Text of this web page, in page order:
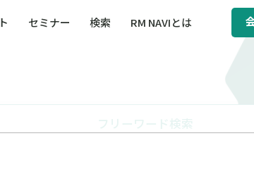
セミナー 検索 RM NAVIとは
むメンモビリティ（運輸安全・次世代モビリティ）
安全文化醸成／労働安全衛生
フリーワード検索